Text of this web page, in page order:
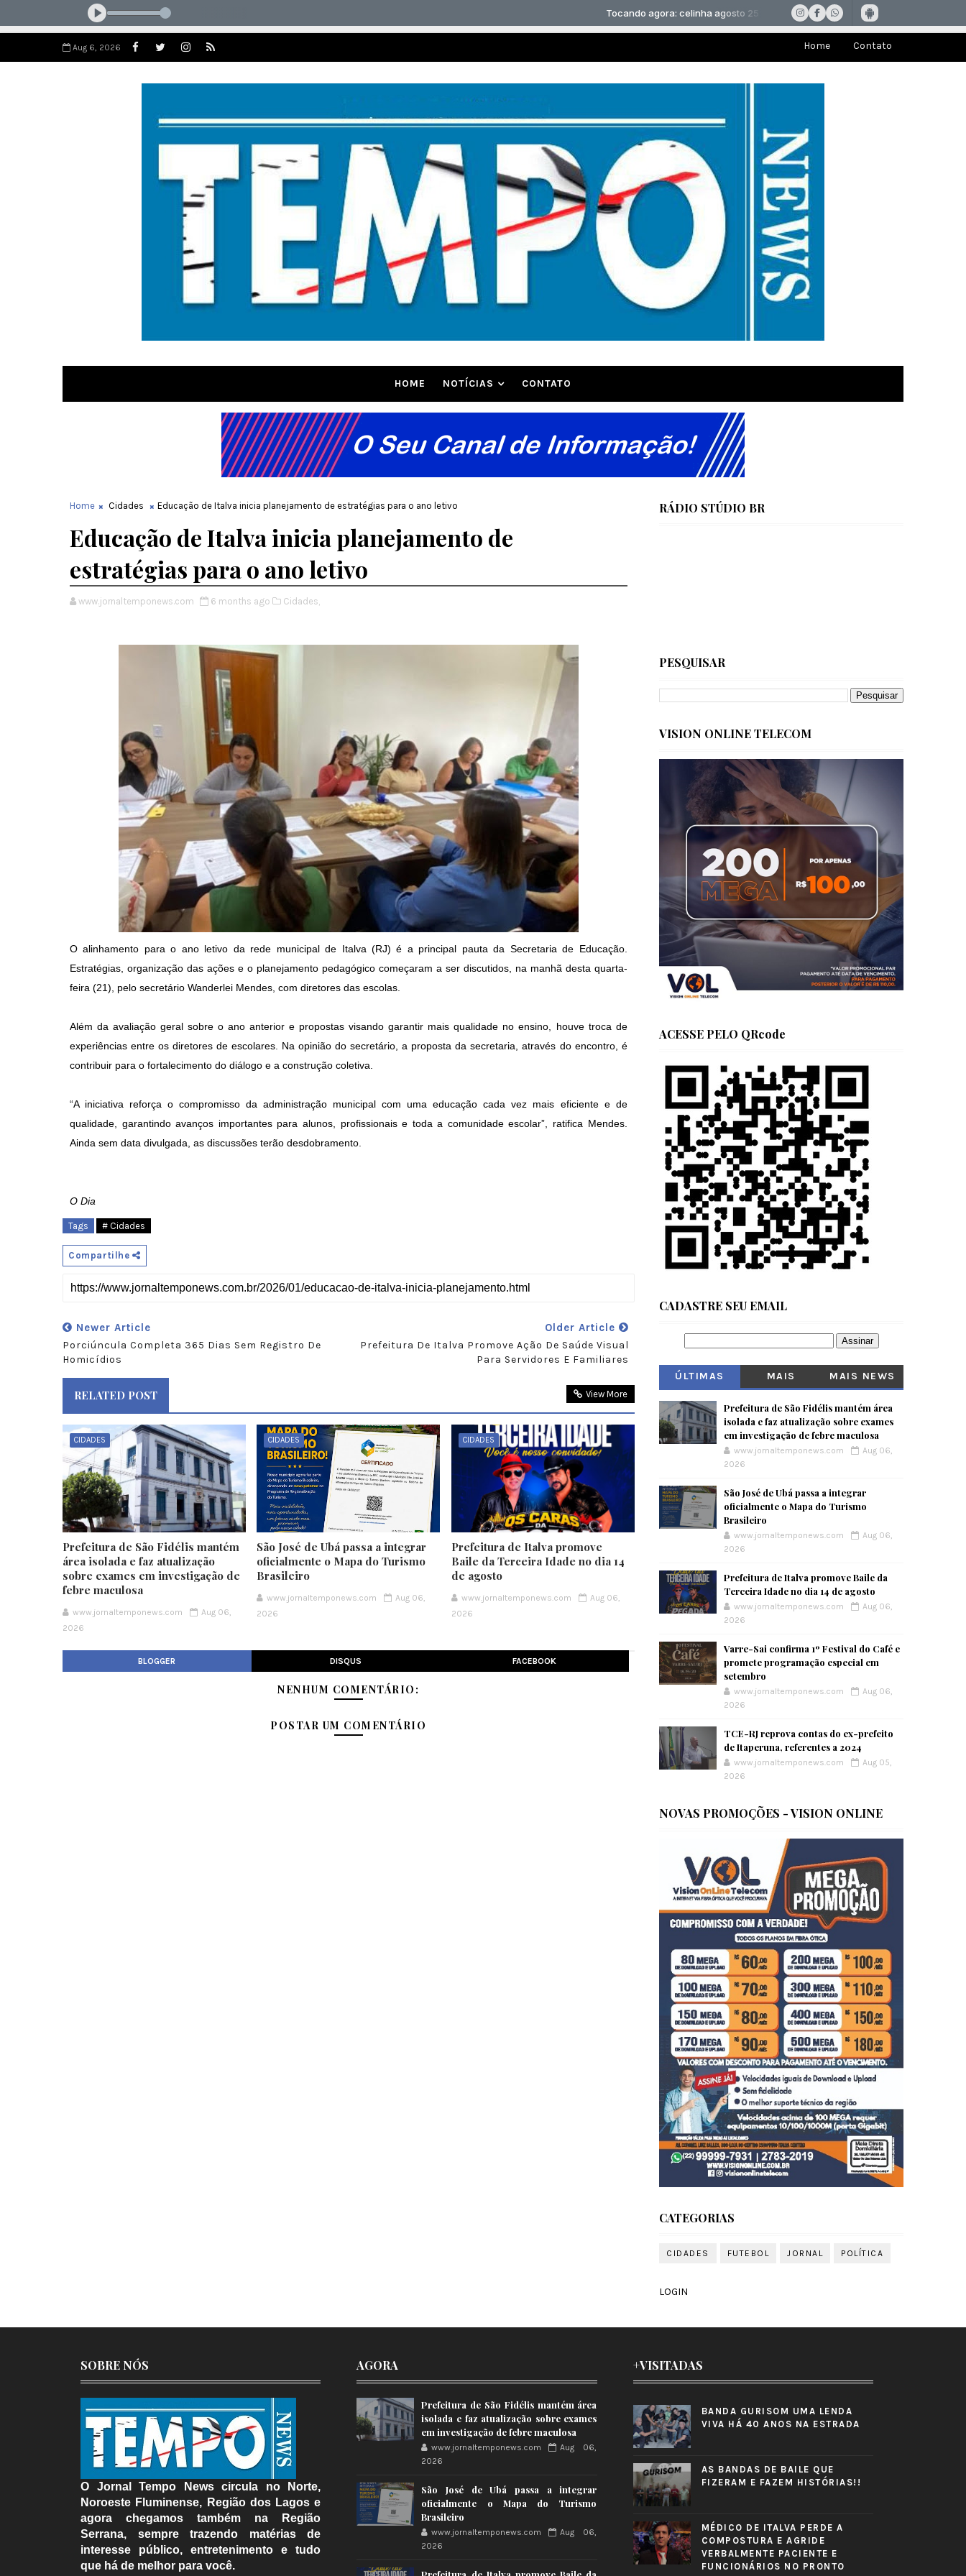
Aug 6, 2026 Home Contato
HOME NOTÍCIAS CONTATO
Home Cidades Educação de Italva inicia planejamento de estratégias para o ano letivo
Educação de Italva inicia planejamento de
estratégias para o ano letivo
www.jornaltemponews.com 6 months ago Cidades,
O alinhamento para o ano letivo da rede municipal de Italva (RJ) é a principal pauta da Secretaria de Educação.
Estratégias, organização das ações e o planejamento pedagógico começaram a ser discutidos, na manhã desta quarta-
feira (21), pelo secretário Wanderlei Mendes, com diretores das escolas.
Além da avaliação geral sobre o ano anterior e propostas visando garantir mais qualidade no ensino, houve troca de
experiências entre os diretores de escolares. Na opinião do secretário, a proposta da secretaria, através do encontro, é
contribuir para o fortalecimento do diálogo e a construção coletiva.
“A iniciativa reforça o compromisso da administração municipal com uma educação cada vez mais eficiente e de
qualidade, garantindo avanços importantes para alunos, profissionais e toda a comunidade escolar”, ratifica Mendes.
Ainda sem data divulgada, as discussões terão desdobramento.
O Dia
Tags # Cidades
Compartilhe
Newer Article
Porciúncula Completa 365 Dias Sem Registro De
Homicídios
Older Article
Prefeitura De Italva Promove Ação De Saúde Visual
Para Servidores E Familiares
RELATED POST View More
CIDADES
Prefeitura de São Fidélis mantém
área isolada e faz atualização
sobre exames em investigação de
febre maculosa
www.jornaltemponews.com
Aug 06,
2026
CIDADES
São José de Ubá passa a integrar
oficialmente o Mapa do Turismo
Brasileiro
www.jornaltemponews.com
Aug 06,
2026
CIDADES
Prefeitura de Italva promove
Baile da Terceira Idade no dia 14
de agosto
www.jornaltemponews.com
Aug 06,
2026
BLOGGER DISQUS FACEBOOK
NENHUM COMENTÁRIO:
POSTAR UM COMENTÁRIO
RÁDIO STÚDIO BR
PESQUISAR
VISION ONLINE TELECOM
ACESSE PELO QRcode
CADASTRE SEU EMAIL
ÚLTIMAS
MAIS
MAIS NEWS
Prefeitura de São Fidélis mantém área
isolada e faz atualização sobre exames
em investigação de febre maculosa
www.jornaltemponews.com
Aug 06,
2026
São José de Ubá passa a integrar
oficialmente o Mapa do Turismo
Brasileiro
www.jornaltemponews.com
Aug 06,
2026
Prefeitura de Italva promove Baile da
Terceira Idade no dia 14 de agosto
www.jornaltemponews.com
Aug 06,
2026
Varre-Sai confirma 1º Festival do Café e
promete programação especial em
setembro
www.jornaltemponews.com
Aug 06,
2026
TCE-RJ reprova contas do ex-prefeito
de Itaperuna, referentes a 2024
www.jornaltemponews.com
Aug 05,
2026
NOVAS PROMOÇÕES - VISION ONLINE
CATEGORIAS
CIDADES FUTEBOL JORNAL POLÍTICA
LOGIN
SOBRE NÓS
O Jornal Tempo News circula no Norte,
Noroeste Fluminense, Região dos Lagos e
agora chegamos também na Região
Serrana, sempre trazendo matérias de
interesse público, entretenimento e tudo
que há de melhor para você.
AGORA
Prefeitura de São Fidélis mantém área
isolada e faz atualização sobre exames
em investigação de febre maculosa
www.jornaltemponews.com
Aug 06,
2026
São José de Ubá passa a integrar
oficialmente o Mapa do Turismo
Brasileiro
www.jornaltemponews.com
Aug 06,
2026
+VISITADAS
BANDA GURISOM UMA LENDA
VIVA HÁ 40 ANOS NA ESTRADA
AS BANDAS DE BAILE QUE
FIZERAM E FAZEM HISTÓRIAS!!
MÉDICO DE ITALVA PERDE A
COMPOSTURA E AGRIDE
VERBALMENTE PACIENTE E
FUNCIONÁRIOS NO PRONTO